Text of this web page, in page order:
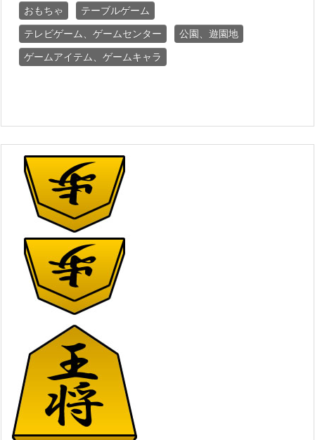
おもちゃ
テーブルゲーム
テレビゲーム、ゲームセンター
公園、遊園地
ゲームアイテム、ゲームキャラ